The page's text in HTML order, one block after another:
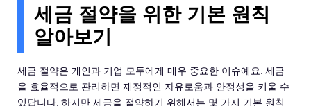
세금 절약을 위한 기본 원칙
알아보기
세금 절약은 개인과 기업 모두에게 매우 중요한 이슈예요. 세금
을 효율적으로 관리하면 재정적인 자유로움과 안정성을 키울 수
있답니다. 하지만 세금을 절약하기 위해서는 몇 가지 기본 원칙